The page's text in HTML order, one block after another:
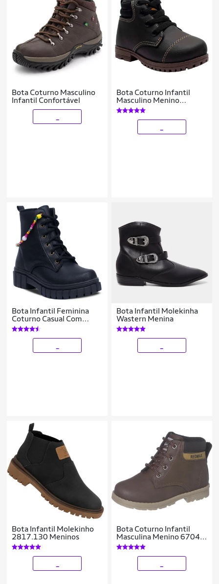
Bota Coturno Masculino
Infantil Confortável
Bota Coturno Infantil
Masculino Menino
Botinha Leve 09.02J
Bota Infantil Feminina
Coturno Casual Com
Pulseira 09.06j
Bota Infantil Molekinha
Wastern Menina
Bota Infantil Molekinho
2817.130 Meninos
Bota Coturno Infantil
Masculina Menino 6704-
800- Tamanho 28 a 36